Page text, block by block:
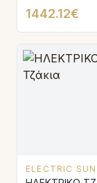
1442.12€
ELECTRIC SUN